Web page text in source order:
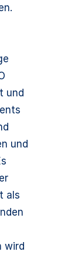
und
und
als
wird